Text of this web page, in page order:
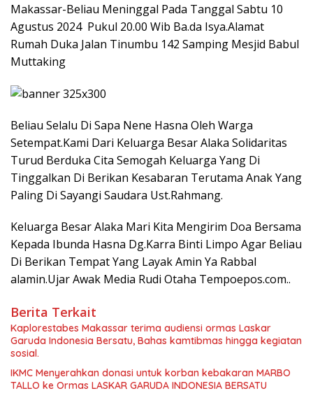
Makassar-Beliau Meninggal Pada Tanggal Sabtu 10
Agustus 2024 Pukul 20.00 Wib Ba.da Isya.Alamat
Rumah Duka Jalan Tinumbu 142 Samping Mesjid Babul
Muttaking
Beliau Selalu Di Sapa Nene Hasna Oleh Warga
Setempat.Kami Dari Keluarga Besar Alaka Solidaritas
Turud Berduka Cita Semogah Keluarga Yang Di
Tinggalkan Di Berikan Kesabaran Terutama Anak Yang
Paling Di Sayangi Saudara Ust.Rahmang.
Keluarga Besar Alaka Mari Kita Mengirim Doa Bersama
Kepada Ibunda Hasna Dg.Karra Binti Limpo Agar Beliau
Di Berikan Tempat Yang Layak Amin Ya Rabbal
alamin.Ujar Awak Media Rudi Otaha Tempoepos.com..
Berita Terkait
Kaplorestabes Makassar terima audiensi ormas Laskar
Garuda Indonesia Bersatu, Bahas kamtibmas hingga kegiatan
sosial.
IKMC Menyerahkan donasi untuk korban kebakaran MARBO
TALLO ke Ormas LASKAR GARUDA INDONESIA BERSATU